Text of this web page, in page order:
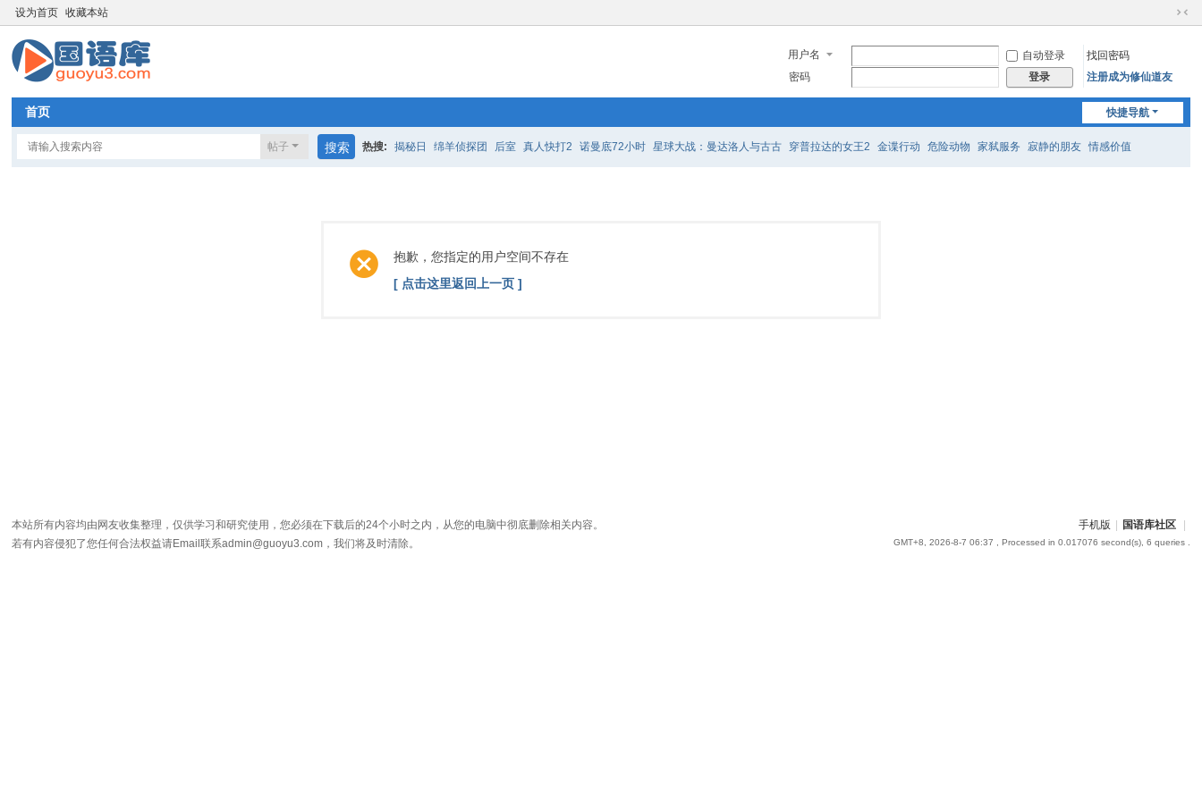
设为首页 收藏本站
切
用户名 自动登录
找回密码
密码
登录 注册成为修仙道友
快捷导航
首页
帖子 搜索 热搜: 揭秘日 绵羊侦探团 后室 真人快打2 诺曼底72小时 星球大战：曼达洛人与古古 穿普拉达的女王2 金谍行动 危险动物 家弑服务 寂静的朋友 情感价值
抱歉，您指定的用户空间不存在
[ 点击这里返回上一页 ]
手机版 国语库社区
GMT+8, 2026-8-7 06:37 , Processed in 0.017076 second(s), 6 queries .
本站所有内容均由网友收集整理，仅供学习和研究使用，您必须在下载后的24个小时之内，从您的电脑中彻底删除相关内容。
若有内容侵犯了您任何合法权益请Email联系admin@guoyu3.com，我们将及时清除。